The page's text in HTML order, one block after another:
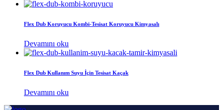
Flex Dub Koruyucu Kombi-Tesisat Koruyucu Kimyasalı
Devamını oku
Flex Dub Kullanım Suyu İçin Tesisat Kaçak
Devamını oku